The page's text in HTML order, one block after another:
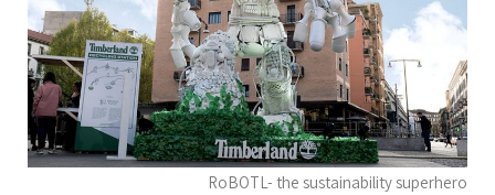
RoBOTL- the sustainability superhero